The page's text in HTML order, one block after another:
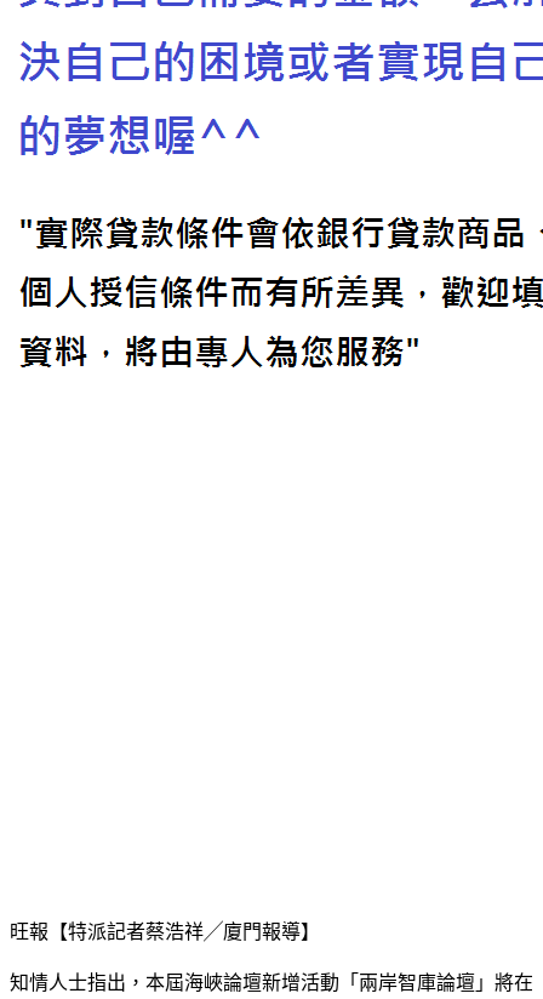
旺報【特派記者蔡浩祥╱廈門報導】
知情人士指出，本屆海峽論壇新增活動「兩岸智庫論壇」將在